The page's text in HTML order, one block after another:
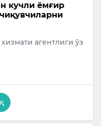
кучли ёмғир
агентлиги ўз